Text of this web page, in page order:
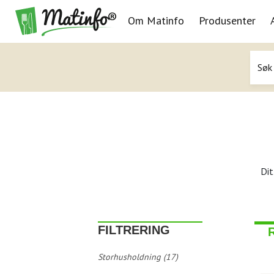
Navigasjon
Om Matinfo Produsenter
FILTRERING
Storhusholdning (17)